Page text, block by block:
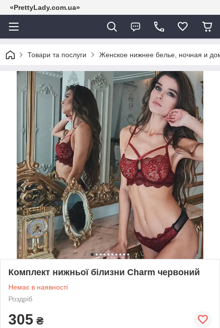
«PrettyLady.com.ua»
Товари та послуги Женское нижнее белье, ночная и
Комплект нижньої білизни Charm червоний
Немає в наявності
Роздріб
305 ₴